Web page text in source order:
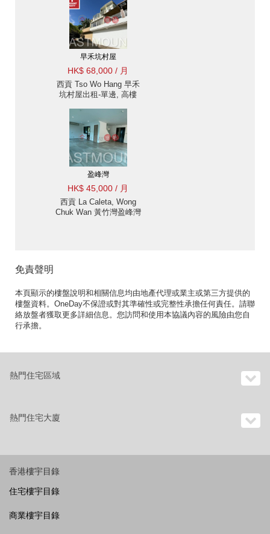
位
早禾坑村屋
HK$ 68,000 / 月
西貢 Tso Wo Hang 早禾
坑村屋出租-單邊, 高樓
盈峰灣
HK$ 45,000 / 月
西貢 La Caleta, Wong
Chuk Wan 黃竹灣盈峰灣
免責聲明
本頁顯示的樓盤說明和相關信息均由地產代理或業主或第三方提供的
樓盤資料。OneDay不保證或對其準確性或完整性承擔任何責任。請聯
絡放盤者獲取更多詳細信息。您訪問和使用本協議內容的風險由您自
行承擔。
熱門住宅區域
熱門住宅大廈
香港樓宇目錄
住宅樓宇目錄
商業樓宇目錄